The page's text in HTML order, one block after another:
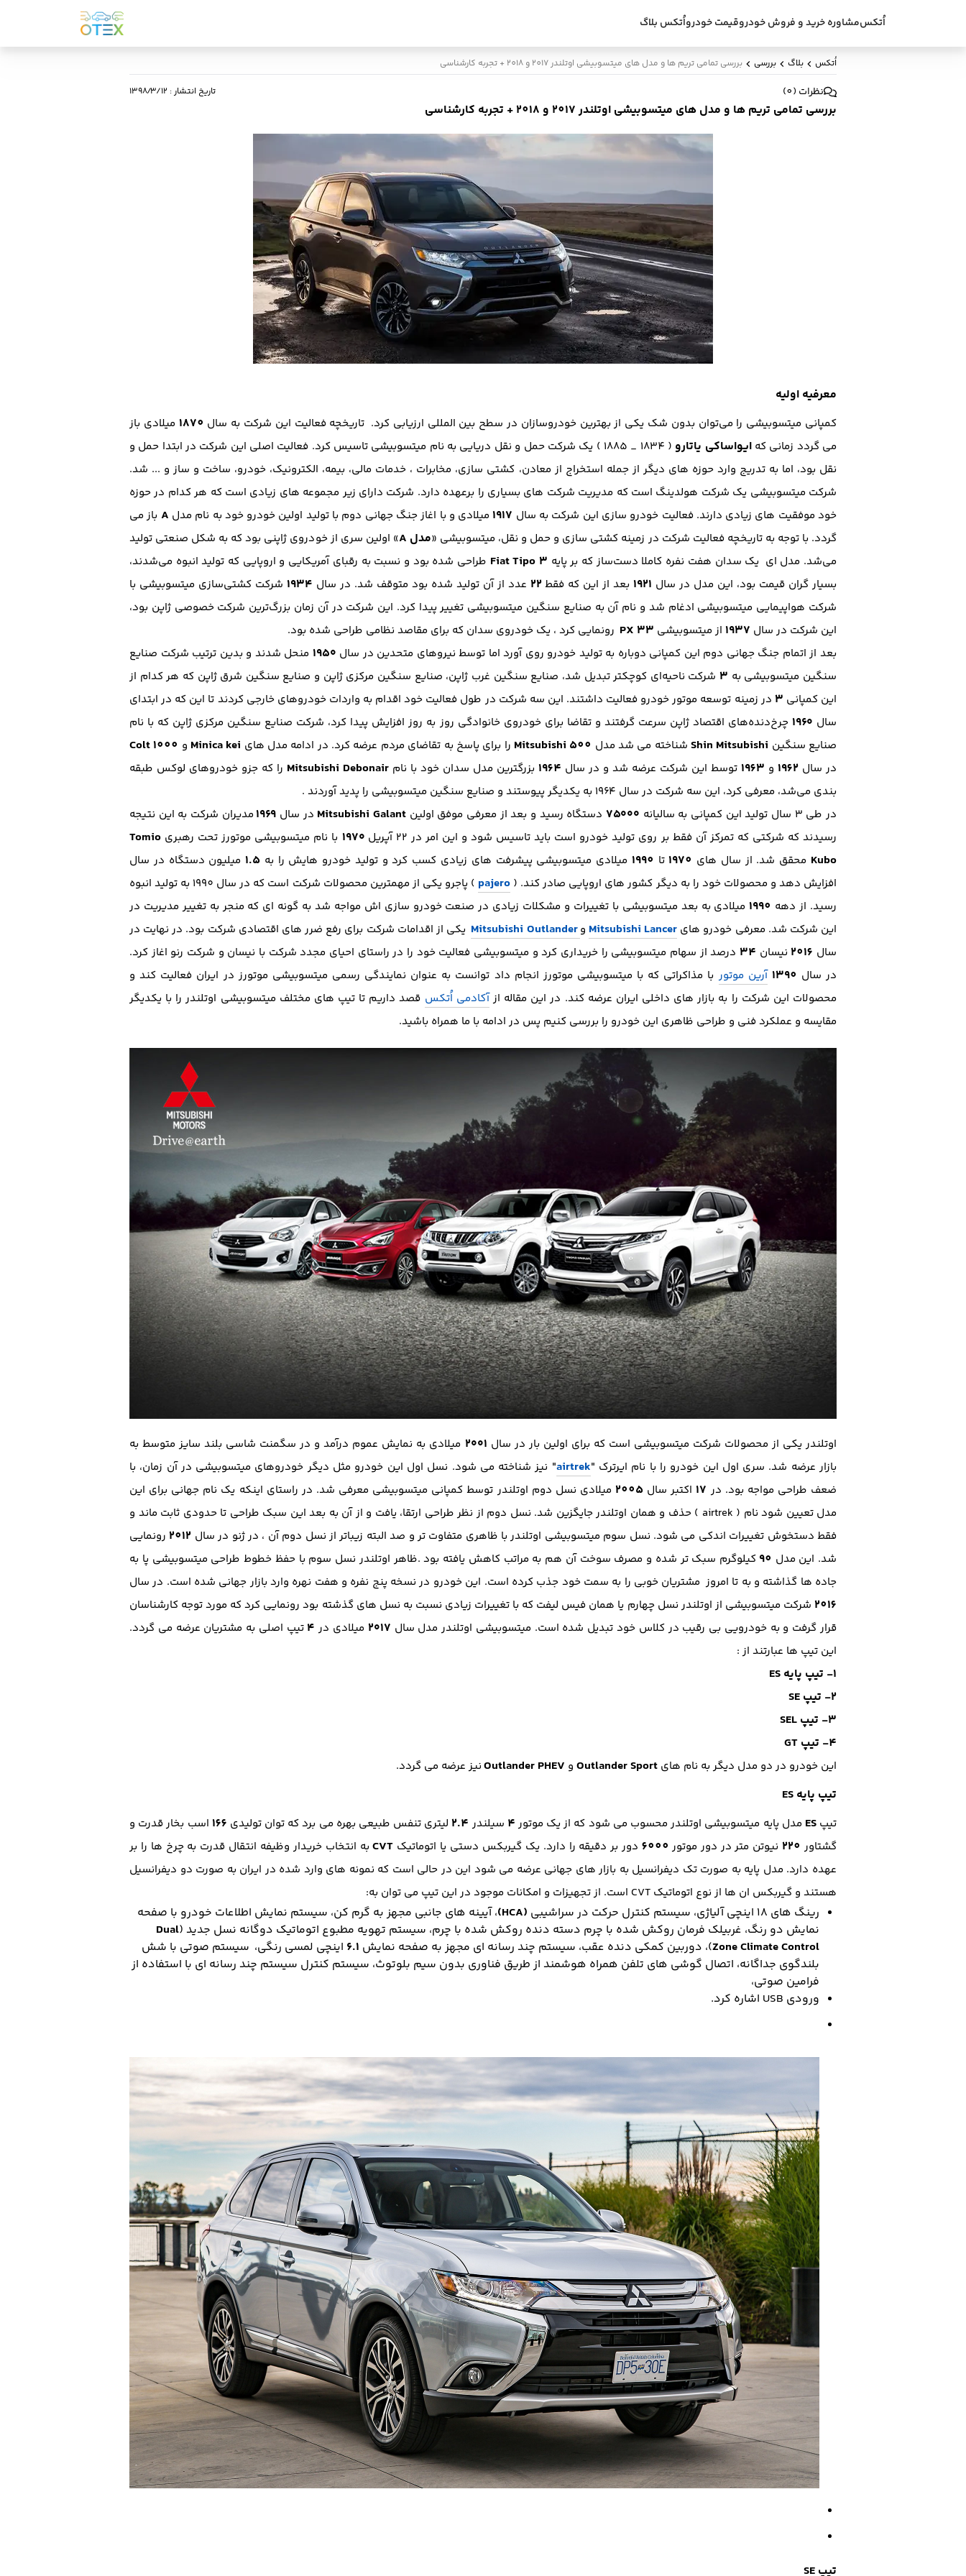
اُتکسمشاوره خرید و فروش خودروقیمت خودرواُتکس بلاگ
اُتکس بلاگ بررسی بررسی تمامی تریم ها و مدل های میتسوبیشی اوتلندر 2017 و 2018 + تجربه کارشناسی
نظرات (
0
) تاریخ انتشار: ۱۳۹۸/۳/۱۲
بررسی تمامی تریم ها و مدل های میتسوبیشی اوتلندر 2017 و 2018 + تجربه کارشناسی
معرفیه اولیه
کمپانی میتسوبیشی را می‌توان بدون شک یکی از بهترین خودروسازان در سطح بین المللی ارزیابی کرد. تاریخچه فعالیت این شرکت به سال 1870 میلادی باز
می گردد زمانی کهایواساکی یاتارو
( 1834 _ 1885 ) یک شرکت حمل و نقل دریایی به نام میتسوبیشی تاسیس کرد. فعالیت اصلی این شرکت در ابتدا حمل و
نقل بود، اما به تدریج وارد حوزه های دیگر از جمله استخراج از معادن، کشتی سازی، مخابرات ، خدمات مالی، بیمه، الکترونیک، خودرو، ساخت و ساز و ... شد.
شرکت میتسوبیشی یک شرکت هولدینگ است که مدیریت شرکت های بسیاری را برعهده دارد. شرکت دارای زیر مجموعه های زیادی است که هر کدام در حوزه
خود موفقیت های زیادی دارند. فعالیت خودرو سازی این شرکت به سال 1917میلادی و با اغاز جنگ جهانی دوم با تولید اولین خودرو خود به نام مدل A باز می
گردد. با توجه به تاریخچه فعالیت شرکت در زمینه کشتی سازی و حمل و نقل، میتسوبیشی «مدل A
» اولین سری از خودروی ژاپنی بود که به شکل صنعتی تولید
می‌شد. مدل ای یک سدان هفت نفره کاملا دست‌ساز که بر پایه Fiat Tipo 3 طراحی شده بود و نسبت به رقبای آمریکایی و اروپایی که تولید انبوه می‌شدند،
بسیار گران قیمت بود، این مدل در سال ۱۹۲۱بعد از این که فقط۲۲ عدد از آن تولید شده بود متوقف شد. در سال ۱۹۳۴ شرکت کشتی‌سازی میتسوبیشی با
شرکت هواپیمایی میتسوبیشی ادغام شد و نام آن به صنایع سنگین میتسوبیشی تغییر پیدا کرد. این شرکت در آن زمان بزرگ‌ترین شرکت خصوصی ژاپن بود،
این شرکت در سال ۱۹۳۷ از میتسوبیشی PX 33 رونمایی کرد ، یک خودروی سدان که برای مقاصد نظامی طراحی شده بود.
بعد از اتمام جنگ جهانی دوم این کمپانی دوباره به تولید خودرو روی آورد اما توسط نیروهای متحدین در سال ۱۹۵۰ منحل شدند و بدین ترتیب شرکت صنایع
سنگین میتسوبیشی به ۳شرکت ناحیه‌ای کوچکتر تبدیل شد، صنایع سنگین غرب ژاپن، صنایع سنگین مرکزی ژاپن و صنایع سنگین شرق ژاپن که هر کدام از
این کمپانی ۳ در زمینه توسعه موتور‌ خودرو فعالیت داشتند. این سه شرکت در طول فعالیت خود اقدام به واردات خودروهای خارجی کردند تا این که در ابتدای
سال ۱۹۶۰ چرخ‌دنده‌های اقتصاد ژاپن سرعت گرفتند و تقاضا برای خودروی خانوادگی روز به روز افزایش پیدا کرد، شرکت صنایع سنگین مرکزی ژاپن که با نام
صنایع سنگین Shin Mitsubishiشناخته می شد مدل Mitsubishi 500 را برای پاسخ به تقاضای مردم عرضه کرد. در ادامه مدل های Minica kei و Colt 1000
در سال 1962 و 1963 توسط این شرکت عرضه شد و در سال 1964 بزرگترین مدل سدان خود با نام Mitsubishi Debonair را که جزو خودرو‌های لوکس طبقه
بندی می‌شد، معرفی کرد، این سه شرکت در سال ۱۹۶۴ به یکدیگر پیوستند و صنایع سنگین میتسوبیشی را پدید آوردند .
در طی ۳ سال تولید این کمپانی به سالیانه
۷۵۰۰۰دستگاه رسید و بعد از معرفی موفق اولین Mitsubishi Galant در سال ۱۹۶۹مدیران شرکت به این نتیجه
رسیدند که شرکتی که تمرکز آن فقط بر روی تولید خودرو است باید تاسیس شود و این امر در ۲۲ آپریل
۱۹۷۰ با نام میتسوبیشی موتورز تحت رهبری Tomio
Kubo محقق شد. از سال های 1970تا 1990 میلادی میتسوبیشی پیشرفت های زیادی کسب کرد و تولید خودرو هایش را به 1.5میلیون دستگاه در سال
افزایش دهد و محصولات خود را به دیگر کشور های اروپایی صادر کند. ( pajero
) پاجرو یکی از مهمترین محصولات شرکت است که در سال 1990 به تولید انبوه
رسید. از دهه 1990میلادی به بعد میتسوبیشی با تغییرات و مشکلات زیادی در صنعت خودرو سازی اش مواجه شد به گونه ای که منجر به تغییر مدیریت در
این شرکت شد. معرفی خودرو های Mitsubishi Lancer وMitsubishi Outlander
یکی از اقدامات شرکت برای رفع ضرر های اقتصادی شرکت بود. در نهایت در
سال 2016نیسان 34 درصد از سهام میتسوبیشی را خریداری کرد و میتسوبیشی فعالیت خود را در راستای احیای مجدد شرکت با نیسان و شرکت رنو اغاز کرد.
در سال 1390 آرین موتوربا مذاکراتی که با میتسوبیشی موتورز انجام داد توانست به عنوان نمایندگی رسمی میتسوبیشی موتورز در ایران فعالیت کند و
محصولات این شرکت را به بازار های داخلی ایران عرضه کند. در این مقاله ازآکادمی اُتکس قصد داریم تا تیپ های مختلف میتسوبیشی اوتلندر را با یکدیگر
مقایسه و عملکرد فنی و طراحی ظاهری این خودرو را بررسی کنیم پس در ادامه با ما همراه باشید.
اوتلندر یکی از محصولات شرکت میتسوبیشی است که برای اولین بار در سال ۲۰۰۱ میلادی به نمایش عموم درآمد و در سگمنت شاسی بلند سایز متوسط به
بازار عرضه شد. سری اول این خودرو را با نام ایرترک "airtrek" نیز شناخته می شود. نسل اول این خودرو مثل دیگر خودروهای میتسوبیشی در آن زمان، با
ضعف طراحی مواجه بود. در 17اکتبر سال 2005میلادی نسل دوم اوتلندر توسط کمپانی میتسوبیشی معرفی شد. در راستای اینکه یک نام جهانی برای این
مدل تعیین شود نام ( airtrek ) حذف و همان اوتلندر جایگزین شد. نسل دوم از نظر طراحی ارتقا، یافت و از آن به بعد این سبک طراحی تا حدودی ثابت ماند و
فقط دستخوش تغییرات اندکی می شود. نسل سوم میتسوبیشی اوتلندر با ظاهری متفاوت تر و صد البته زیباتر از نسل دوم آن ، در ژنو در سال 2012رونمایی
شد. این مدل 90 کیلوگرم سبک تر شده و مصرف سوخت آن هم به مراتب کاهش یافته بود .ظاهر اوتلندر نسل سوم با حفظ خطوط طراحی میتسوبیشی پا به
جاده ها گذاشته و به تا امروز مشتریان خوبی را به سمت خود جذب کرده است. این خودرو در نسخه پنج نفره و هفت نهره وارد بازار جهانی شده است. در سال
2016 شرکت میتسوبیشی از اوتلندر نسل چهارم یا همان فیس لیفت که با تغییرات زیادی نسبت به نسل های گذشته بود رونمایی کرد که مورد توجه کارشناسان
قرار گرفت و به خودرویی بی رقیب در کلاس خود تبدیل شده است. میتسوبیشی اوتلندر مدل سال ۲۰۱۷ میلادی در ۴ تیپ اصلی به مشتریان عرضه می گردد.
این تیپ ها عبارتند از :
1- تیپ پایه ES
2- تیپ SE
3- تیپ SEL
4- تیپ GT
این خودرو در دو مدل دیگر به نام های Outlander Sport و Outlander PHEVنیز عرضه می گردد.
تیپ پایه ES
تیپES مدل پایه میتسوبیشی اوتلندر محسوب می شود که از یک موتور4 سیلندر 2.4لیتری تنفس طبیعی بهره می برد که توان تولیدی 166 اسب بخار قدرت و
گشتاور 220نیوتن متر در دور موتور6000 دور بر دقیقه را دارد. یک گیربکس دستی یا اتوماتیک CVTبه انتخاب خریدار وظیفه انتقال قدرت به چرخ ها را بر
عهده دارد. مدل پایه به صورت تک دیفرانسیل به بازار های جهانی عرضه می شود این در حالی است که نمونه های وارد شده در ایران به صورت دو دیفرانسیل
هستند و گیربکس ان ها از نوع اتوماتیک CVT است. از تجهیزات و امکانات موجود در این تیپ می توان به:
رینگ های ۱۸ اینچی آلیاژی، سیستم کنترل حرکت در سراشیبی (HCA)
، آیینه های جانبی مجهز به گرم کن، سیستم نمایش اطلاعات خودرو با صفحه
نمایش دو رنگ، غربیلک فرمان روکش شده با چرم دسته دنده روکش شده با چرم، سیستم تهویه مطبوع اتوماتیک دوگانه نسل جدید (Dual
Zone Climate Control)، دوربین کمکی دنده عقب، سیستم چند رسانه ای مجهز به صفحه نمایش ۶.۱ اینچی لمسی رنگی، سیستم صوتی با شش
بلندگوی جداگانه، اتصال گوشی های تلفن همراه هوشمند از طریق فناوری بدون سیم بلوتوث، سیستم کنترل سیستم چند رسانه ای با استفاده از
فرامین صوتی،
ورودی USB اشاره کرد.
تیپ SE